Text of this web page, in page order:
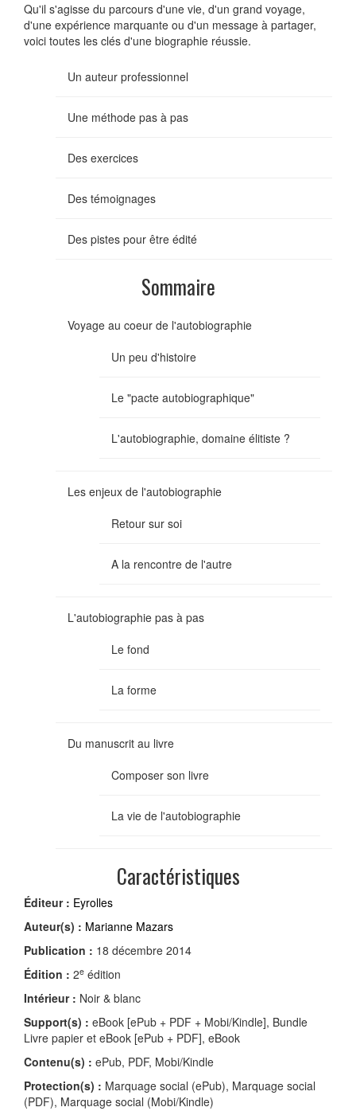
Qu'il s'agisse du parcours d'une vie, d'un grand voyage,
d'une expérience marquante ou d'un message à partager,
voici toutes les clés d'une biographie réussie.
Un auteur professionnel
Une méthode pas à pas
Des exercices
Des témoignages
Des pistes pour être édité
Sommaire
Voyage au coeur de l'autobiographie
Un peu d'histoire
Le "pacte autobiographique"
L'autobiographie, domaine élitiste ?
Les enjeux de l'autobiographie
Retour sur soi
A la rencontre de l'autre
L'autobiographie pas à pas
Le fond
La forme
Du manuscrit au livre
Composer son livre
La vie de l'autobiographie
Caractéristiques
Éditeur : Eyrolles
Auteur(s) : Marianne Mazars
Publication : 18 décembre 2014
Édition : 2e édition
Intérieur : Noir & blanc
Support(s) : eBook [ePub + PDF + Mobi/Kindle], Bundle
Livre papier et eBook [ePub + PDF], eBook
Contenu(s) : ePub, PDF, Mobi/Kindle
Protection(s) : Marquage social (ePub), Marquage social
(PDF), Marquage social (Mobi/Kindle)